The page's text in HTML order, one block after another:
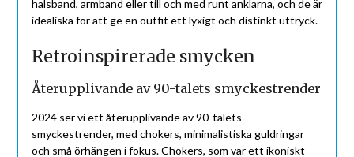
halsband, armband eller till och med runt anklarna, och de är
idealiska för att ge en outfit ett lyxigt och distinkt uttryck.
Retroinspirerade smycken
Återupplivande av 90-talets smyckestrender
2024 ser vi ett återupplivande av 90-talets
smyckestrender, med chokers, minimalistiska guldringar
och små örhängen i fokus. Chokers, som var ett ikoniskt